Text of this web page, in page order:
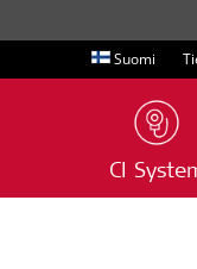
Suomi
CI